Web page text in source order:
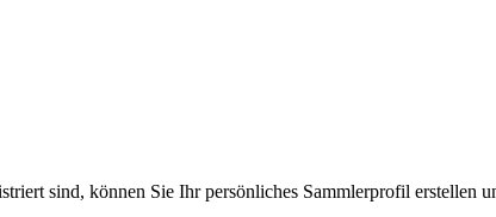
sind, können Sie Ihr persönliches Sammlerprofil erstellen